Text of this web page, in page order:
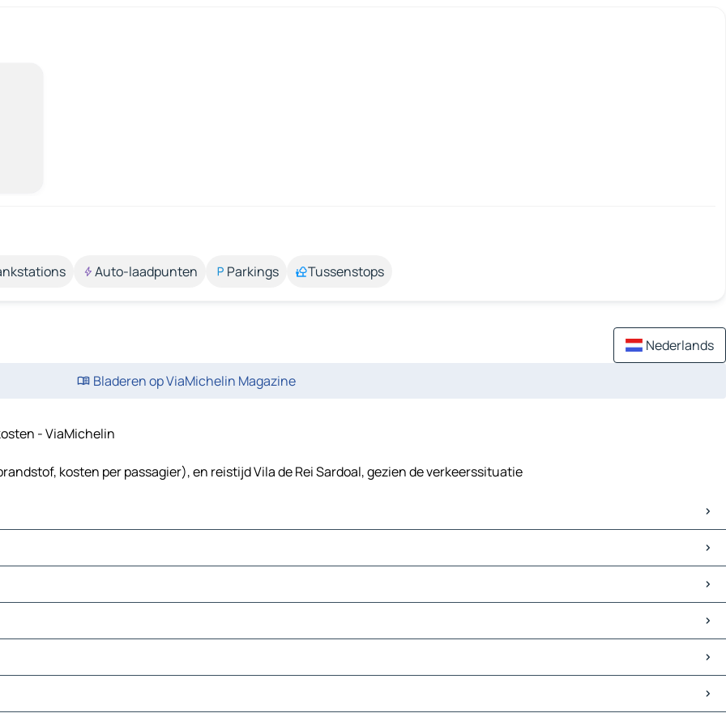
Auto-laadpunten Parkings Tussenstops
Nederlands
Bladeren op ViaMichelin Magazine
- ViaMichelin
kosten per passagier), en reistijd Vila de Rei Sardoal, gezien de verkeerssituatie